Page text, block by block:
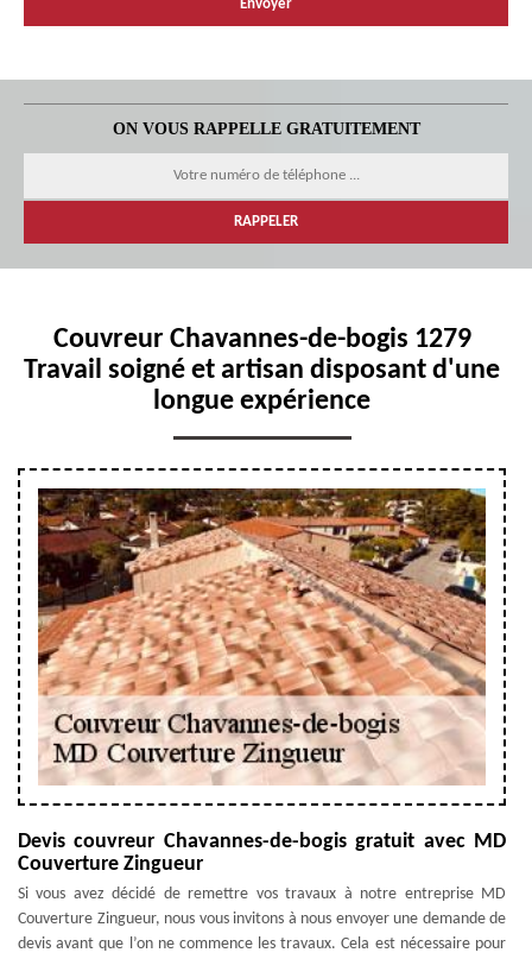
ON VOUS RAPPELLE GRATUITEMENT
Couvreur Chavannes-de-bogis 1279
Travail soigné et artisan disposant d'une
longue expérience
Devis couvreur Chavannes-de-bogis gratuit avec MD
Couverture Zingueur
Si vous avez décidé de remettre vos travaux à notre entreprise MD
Couverture Zingueur, nous vous invitons à nous envoyer une demande de
devis avant que l’on ne commence les travaux. Cela est nécessaire pour